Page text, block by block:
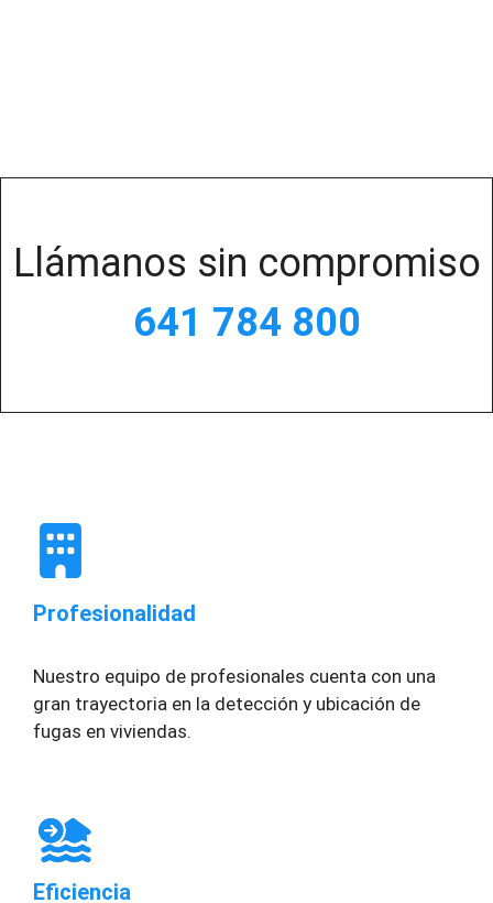
Llámanos sin compromiso
641 784 800
Profesionalidad
Nuestro equipo de profesionales cuenta con una
gran trayectoria en la detección y ubicación de
fugas en viviendas.
Eficiencia